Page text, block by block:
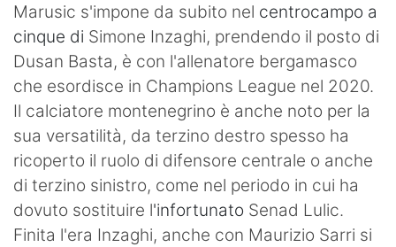
Marusic s'impone da subito nel centrocampo a
cinque di Simone Inzaghi, prendendo il posto di
Dusan Basta, è con l'allenatore bergamasco
che esordisce in Champions League nel 2020.
Il calciatore montenegrino è anche noto per la
sua versatilità, da terzino destro spesso ha
ricoperto il ruolo di difensore centrale o anche
di terzino sinistro, come nel periodo in cui ha
dovuto sostituire l'infortunato Senad Lulic.
Finita l'era Inzaghi, anche con Maurizio Sarri si